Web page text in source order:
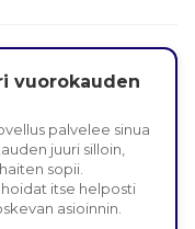
vuorokauden
palvelee sinua
juuri silloin,
sopii.
itse helposti
asioinnin.